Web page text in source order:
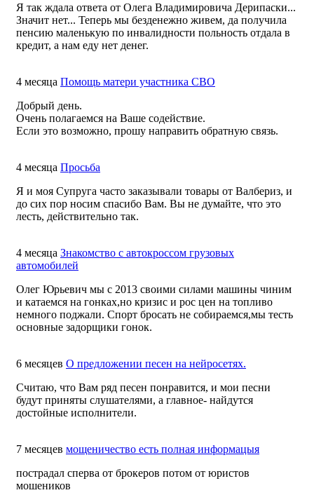
Я так ждала ответа от Олега Владимировича Дерипаски...
Значит нет... Теперь мы безденежно живем, да получила
пенсию маленькую по инвалидности польность отдала в
кредит, а нам еду нет денег.
4 месяца Помощь матери участника СВО
Добрый день.
Очень полагаемся на Ваше содействие.
Если это возможно, прошу направить обратную связь.
4 месяца Просьба
Я и моя Супруга часто заказывали товары от Валбериз, и
до сих пор носим спасибо Вам. Вы не думайте, что это
лесть, действительно так.
4 месяца Знакомство с автокроссом грузовых
автомобилей
Олег Юрьевич мы с 2013 своими силами машины чиним
и катаемся на гонках,но кризис и рос цен на топливо
немного поджали. Спорт бросать не собираемся,мы тесть
основные задорщики гонок.
6 месяцев О предложении песен на нейросетях.
Считаю, что Вам ряд песен понравится, и мои песни
будут приняты слушателями, а главное- найдутся
достойные исполнители.
7 месяцев мощеничество есть полная информацыя
пострадал сперва от брокеров потом от юристов
мошеников